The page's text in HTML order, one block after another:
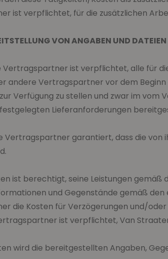
ist verpflichtet, für die zusätzlichen
VON ANGABEN UND DATEIEN
Vertragspartner ist verpflichtet, alle für
andere Vertragspartner vor dem
Verfügung zu stellen und zwar im
Lieferanforderungen
Vertragspartner garantiert, dass die
ist berechtigt, seine Leistungen
und Gegenstände gemäß
die Kosten für Verzögerungen und/
ist verpflichtet, Van
wird die bereitgestellten Angaben,